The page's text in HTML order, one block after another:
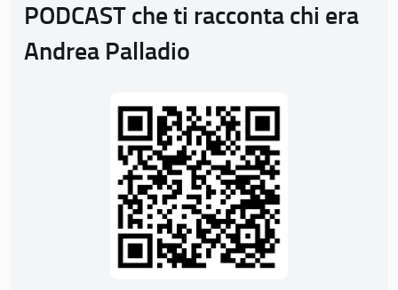
PODCAST che ti racconta chi era
Andrea Palladio